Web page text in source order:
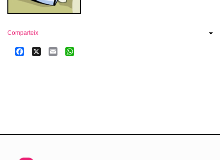
Comparteix
Facebook Email